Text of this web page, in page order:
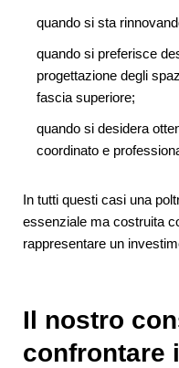
quando si sta
quando si preferisce
progettazione degli
fascia superiore;
quando si desidera
coordinato e
In tutti questi casi una
essenziale ma costruita
rappresentare un
Il nostro
confrontare